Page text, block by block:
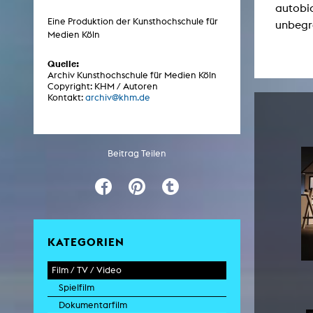
Eine Produktion der Kunsthochschule für
Medien Köln
Quelle:
Archiv Kunsthochschule für Medien Köln
Copyright: KHM / Autoren
Kontakt: archiv@khm.de
Beitrag Teilen
KATEGORIEN
Film / TV / Video
Spielfilm
Dokumentarfilm
Künstlerische Arbeiten Studierende
Kölsch-Glas-Edition